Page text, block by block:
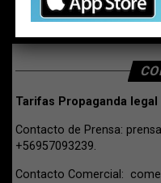
Tarifas Propaganda legal
Contacto de Prensa:
+56957093239.
Contacto Comercial: